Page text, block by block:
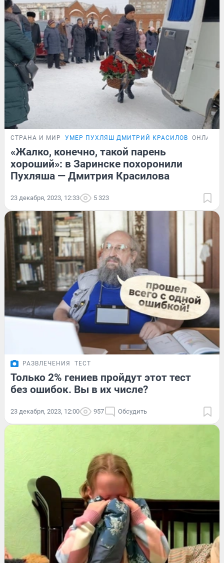
СТРАНА И МИР УМЕР ПУХЛЯШ ДМИТРИЙ КРАСИЛОВ ОНЛАЙН-
«Жалко, конечно, такой парень
хороший»: в Заринске похоронили
Пухляша — Дмитрия Красилова
23 декабря, 2023, 12:33 5 323
РАЗВЛЕЧЕНИЯ ТЕСТ
Только 2% гениев пройдут этот тест
без ошибок. Вы в их числе?
23 декабря, 2023, 12:00 957 Обсудить